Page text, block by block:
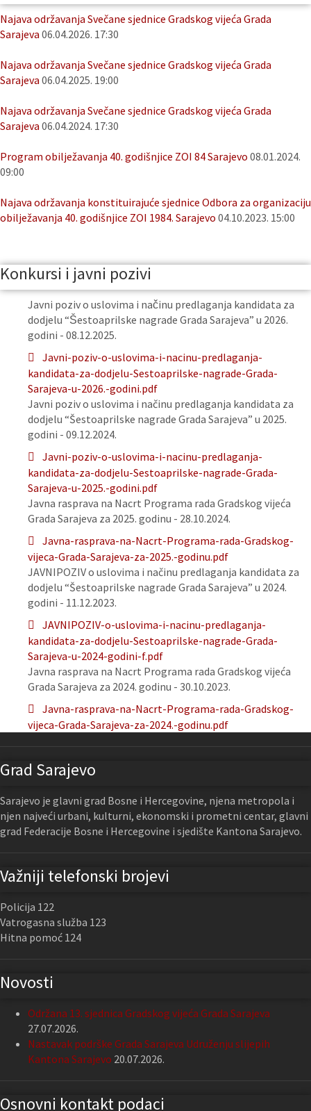
Najava održavanja Svečane sjednice Gradskog vijeća Grada
Sarajeva 06.04.2026. 17:30
Najava održavanja Svečane sjednice Gradskog vijeća Grada
Sarajeva 06.04.2025. 19:00
Najava održavanja Svečane sjednice Gradskog vijeća Grada
Sarajeva 06.04.2024. 17:30
Program obilježavanja 40. godišnjice ZOI 84 Sarajevo 08.01.2024.
09:00
Najava održavanja konstituirajuće sjednice Odbora za organizaciju
obilježavanja 40. godišnjice ZOI 1984. Sarajevo 04.10.2023. 15:00
Konkursi i javni pozivi
Javni poziv o uslovima i načinu predlaganja kandidata za
dodjelu “Šestoaprilske nagrade Grada Sarajeva” u 2026.
godini - 08.12.2025.
Javni-poziv-o-uslovima-i-nacinu-predlaganja-
kandidata-za-dodjelu-Sestoaprilske-nagrade-Grada-
Sarajeva-u-2026.-godini.pdf
Javni poziv o uslovima i načinu predlaganja kandidata za
dodjelu “Šestoaprilske nagrade Grada Sarajeva” u 2025.
godini - 09.12.2024.
Javni-poziv-o-uslovima-i-nacinu-predlaganja-
kandidata-za-dodjelu-Sestoaprilske-nagrade-Grada-
Sarajeva-u-2025.-godini.pdf
Javna rasprava na Nacrt Programa rada Gradskog vijeća
Grada Sarajeva za 2025. godinu - 28.10.2024.
Javna-rasprava-na-Nacrt-Programa-rada-Gradskog-
vijeca-Grada-Sarajeva-za-2025.-godinu.pdf
JAVNIPOZIV o uslovima i načinu predlaganja kandidata za
dodjelu “Šestoaprilske nagrade Grada Sarajeva” u 2024.
godini - 11.12.2023.
JAVNIPOZIV-o-uslovima-i-nacinu-predlaganja-
kandidata-za-dodjelu-Sestoaprilske-nagrade-Grada-
Sarajeva-u-2024-godini-f.pdf
Javna rasprava na Nacrt Programa rada Gradskog vijeća
Grada Sarajeva za 2024. godinu - 30.10.2023.
Javna-rasprava-na-Nacrt-Programa-rada-Gradskog-
vijeca-Grada-Sarajeva-za-2024.-godinu.pdf
Grad Sarajevo
Sarajevo je glavni grad Bosne i Hercegovine, njena metropola i
njen najveći urbani, kulturni, ekonomski i prometni centar, glavni
grad Federacije Bosne i Hercegovine i sjedište Kantona Sarajevo.
Važniji telefonski brojevi
Policija 122
Vatrogasna služba 123
Hitna pomoć 124
Novosti
Održana 13. sjednica Gradskog vijeća Grada Sarajeva
27.07.2026.
Nastavak podrške Grada Sarajeva Udruženju slijepih
Kantona Sarajevo 20.07.2026.
Osnovni kontakt podaci